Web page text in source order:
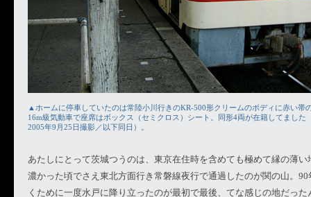
▲ホームに停車していたのは常陸小川行きのKR-500形クリームのボディに赤い帯
16m級気動車で座席はボックス（セミクロス）シート。同形4両が在籍してました
2005年9月25日撮影／以下同日）。
あたしにとって茨城つうのは、東京在住時を含めても極めて縁の薄
濃かった頃でさえ東北方面行き常磐線夜行で通過したのが関の山。
くために一度水戸に降り立ったのが最初で最後、てな感じの地だった